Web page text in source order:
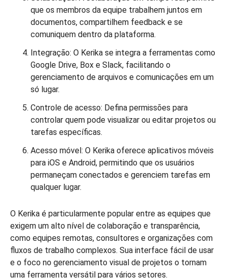
que os membros da equipe trabalhem juntos em
documentos, compartilhem feedback e se
comuniquem dentro da plataforma.
Integração: O Kerika se integra a ferramentas como
Google Drive, Box e Slack, facilitando o
gerenciamento de arquivos e comunicações em um
só lugar.
Controle de acesso: Defina permissões para
controlar quem pode visualizar ou editar projetos ou
tarefas específicas.
Acesso móvel: O Kerika oferece aplicativos móveis
para iOS e Android, permitindo que os usuários
permaneçam conectados e gerenciem tarefas em
qualquer lugar.
O Kerika é particularmente popular entre as equipes que
exigem um alto nível de colaboração e transparência,
como equipes remotas, consultores e organizações com
fluxos de trabalho complexos. Sua interface fácil de usar
e o foco no gerenciamento visual de projetos o tornam
uma ferramenta versátil para vários setores.